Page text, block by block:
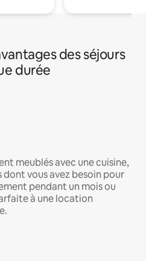
des séjours
durée
meublés avec une cuisine,
vous avez besoin pour
pendant un mois ou
à une location